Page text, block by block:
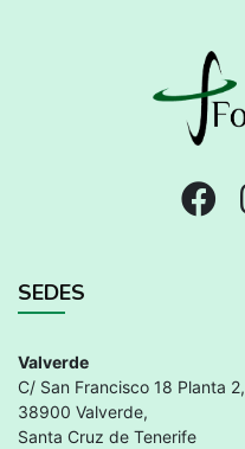
SEDES
Valverde
C/ San Francisco 18 Planta 2,
38900 Valverde,
Santa Cruz de Tenerife